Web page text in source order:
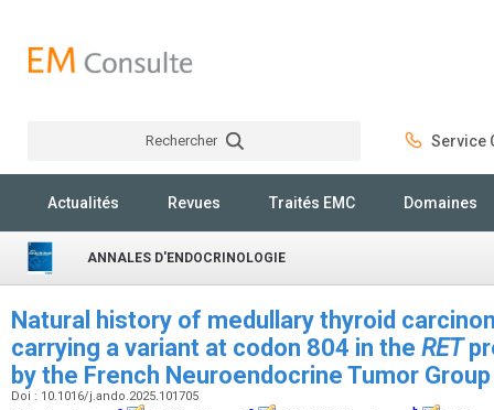
Rechercher Service
Actualités Revues Traités EMC Domaines
ANNALES D'ENDOCRINOLOGIE
Natural history of medullary thyroid
carrying a variant at codon 804 in the RET
by the French Neuroendocrine Tumor
Doi : 10.1016/j.ando.2025.101705